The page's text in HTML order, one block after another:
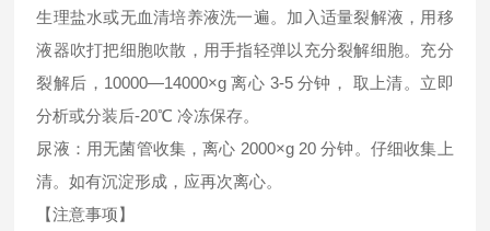
生理盐水或无血清培养液洗一遍。加入适量裂解液，用移
液器吹打把细胞吹散，用手指轻弹以充分裂解细胞。充分
裂解后，10000—14000×g 离心 3-5 分钟， 取上清。立即
分析或分装后-20℃ 冷冻保存。
尿液：用无菌管收集，离心 2000×g 20 分钟。仔细收集上
清。如有沉淀形成，应再次离心。
【注意事项】